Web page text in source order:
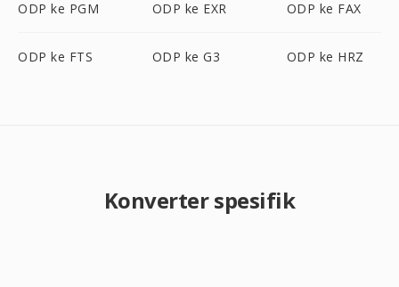
ODP ke PGM ODP ke EXR ODP ke FAX
ODP ke FTS ODP ke G3 ODP ke HRZ
Konverter spesifik